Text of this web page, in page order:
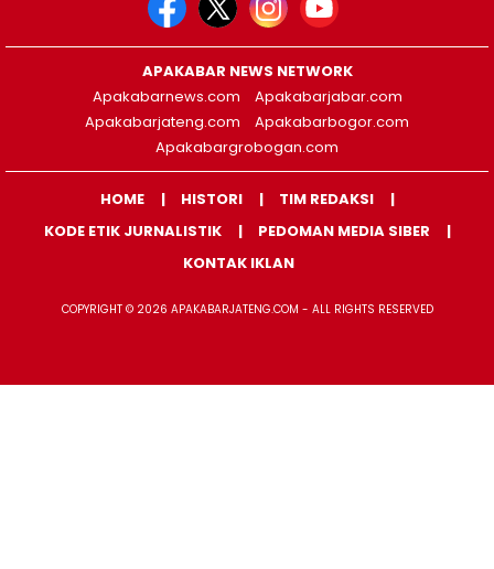
APAKABAR NEWS NETWORK
Apakabarnews.com
Apakabarjabar.com
Apakabarjateng.com
Apakabarbogor.com
Apakabargrobogan.com
HOME HISTORI
TIM REDAKSI
KODE ETIK JURNALISTIK
PEDOMAN MEDIA SIBER
KONTAK IKLAN
COPYRIGHT © 2026 APAKABARJATENG.COM - ALL RIGHTS RESERVED